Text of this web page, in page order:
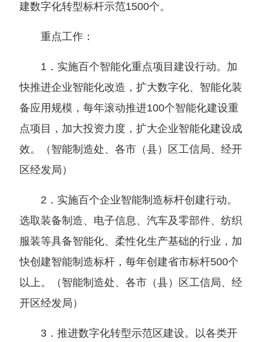
建数字化转型标杆示范1500个。
重点工作：
1．实施百个智能化重点项目建设行动。加
快推进企业智能化改造，扩大数字化、智能化装
备应用规模，每年滚动推进100个智能化建设重
点项目，加大投资力度，扩大企业智能化建设成
效。
（ 智能制造处、各市（县）
区工信局、经开
区经发局 ）
2．实施百个企业智能制造标杆创建行动。
选取装备制造、电子信息、汽车及零部件、纺织
服装等具备智能化、柔性化生产基础的行业，加
快创建智能制造标杆，每年创建省市标杆500个
以上。
（ 智能制造处、各市（县）
区工信局、经
开区经发局 ）
3．推进数字化转型示范区建设。以各类开